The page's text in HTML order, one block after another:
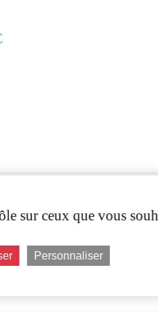
sur ceux que vous
Personnaliser